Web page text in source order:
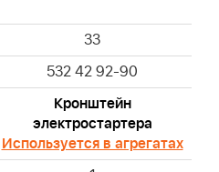
33
532 42 92-90
Кронштейн
электростартера
Используется в агрегатах